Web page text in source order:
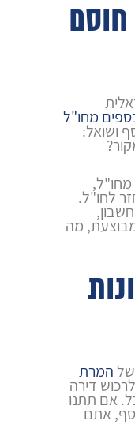
מחו"ל
ושואל:
מחו"ל,
לחו"ל.
מה
המרת
דירה
אם תתנו
אתם